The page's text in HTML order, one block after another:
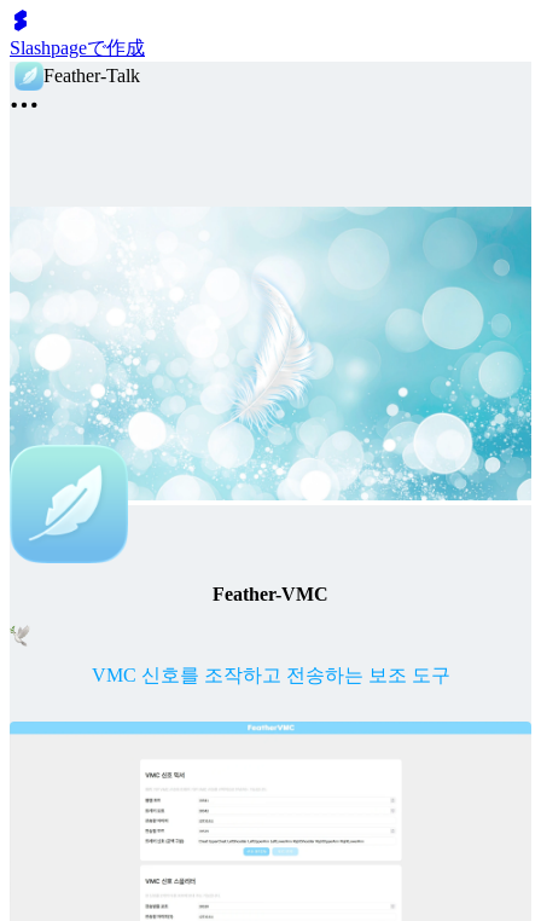
Slashpageで作成
Feather-Talk
Feather-VMC
VMC 신호를 조작하고 전송하는 보조 도구